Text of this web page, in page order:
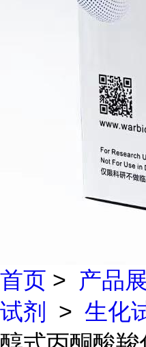
首页 > 产品
试剂 > 生化